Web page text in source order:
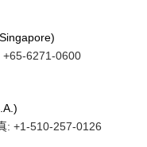
6271-0600
: +1-510-257-0126